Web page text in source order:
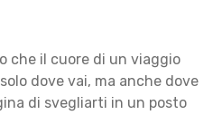
che il cuore di un viaggio
dove vai, ma anche dove
di svegliarti in un posto